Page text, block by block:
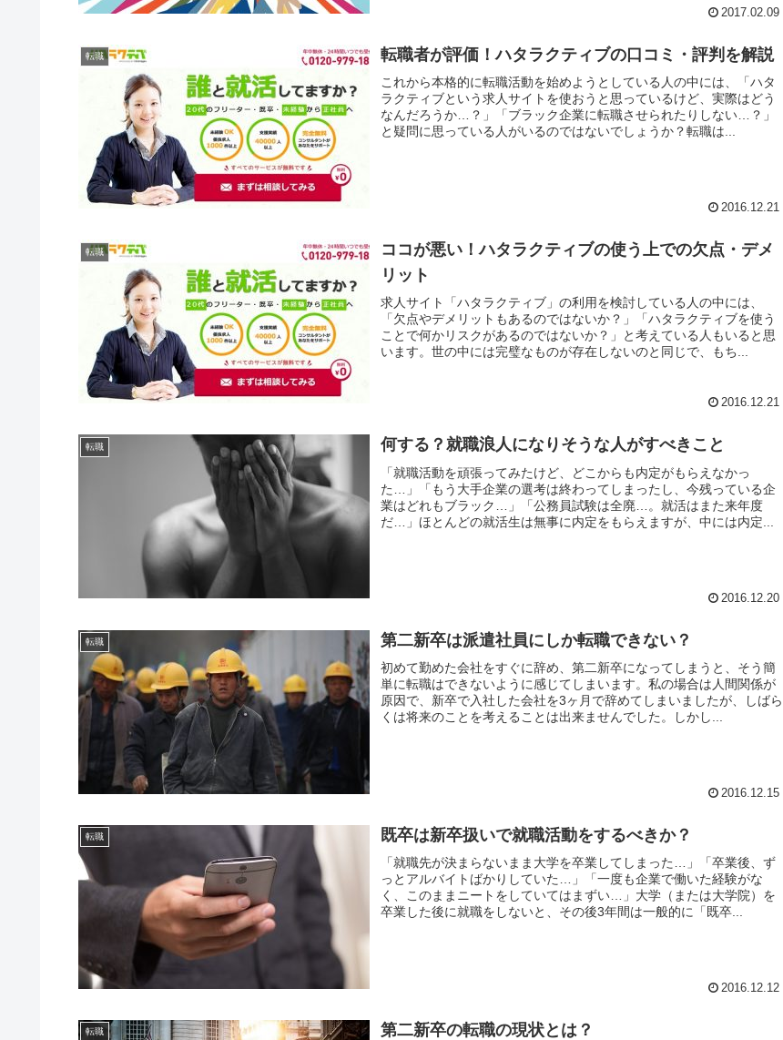
2017.02.09
転職 転職者が評価！ハタラクティブの口コミ・評判を解説
これから本格的に転職活動を始めようとしている人の中には、「ハタ
ラクティブという求人サイトを使おうと思っているけど、実際はどう
なんだろうか…？」「ブラック企業に転職させられたりしない…？」
と疑問に思っている人がいるのではないでしょうか？転職は...
2016.12.21
転職
ココが悪い！ハタラクティブの使う上での欠点・デメ
リット
求人サイト「ハタラクティブ」の利用を検討している人の中には、
「欠点やデメリットもあるのではないか？」「ハタラクティブを使う
ことで何かリスクがあるのではないか？」と考えている人もいると思
います。世の中には完璧なものが存在しないのと同じで、もち...
2016.12.21
転職 何する？就職浪人になりそうな人がすべきこと
「就職活動を頑張ってみたけど、どこからも内定がもらえなかっ
た…」「もう大手企業の選考は終わってしまったし、今残っている企
業はどれもブラック…」「公務員試験は全廃…。就活はまた来年度
だ…」ほとんどの就活生は無事に内定をもらえますが、中には内定...
2016.12.20
転職 第二新卒は派遣社員にしか転職できない？
初めて勤めた会社をすぐに辞め、第二新卒になってしまうと、そう簡
単に転職はできないように感じてしまいます。私の場合は人間関係が
原因で、新卒で入社した会社を3ヶ月で辞めてしまいましたが、しばら
くは将来のことを考えることは出来ませんでした。しかし...
2016.12.15
転職 既卒は新卒扱いで就職活動をするべきか？
「就職先が決まらないまま大学を卒業してしまった…」「卒業後、ず
っとアルバイトばかりしていた…」「一度も企業で働いた経験がな
く、このままニートをしていてはまずい…」大学（または大学院）を
卒業した後に就職をしないと、その後3年間は一般的に「既卒...
2016.12.12
転職 第二新卒の転職の現状とは？